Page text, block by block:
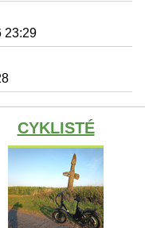
23:29
CYKLISTÉ